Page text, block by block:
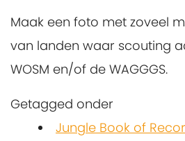
Maak een foto met zoveel
van landen waar scouting
WOSM en/of de WAGGGS.
Getagged onder
Jungle Book of